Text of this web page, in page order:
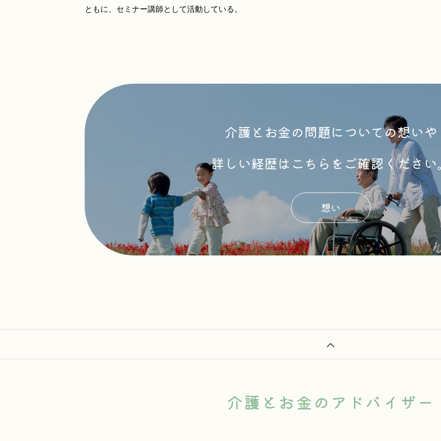
ともに、セミナー講師として活動している。
介護とお金の問題についての想いや
詳しい経歴はこちらをご確認ください
想い
介護とお金のアドバイザー